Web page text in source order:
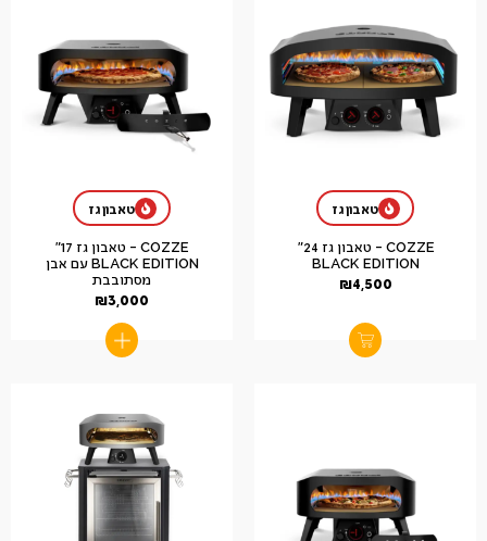
טאבון גז
COZZE – טאבון גז 24"
BLACK EDITION
₪4,500
טאבון גז
COZZE – טאבון גז 17"
BLACK EDITION עם אבן
מסתובבת
₪3,000